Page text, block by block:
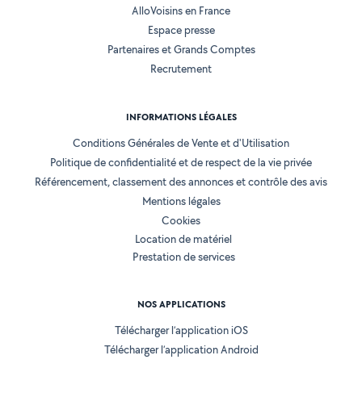
AlloVoisins en France
Espace presse
Partenaires et Grands Comptes
Recrutement
INFORMATIONS LÉGALES
Conditions Générales de Vente et d'Utilisation
Politique de confidentialité et de respect de la vie privée
Référencement, classement des annonces et contrôle des avis
Mentions légales
Cookies
Location de matériel
Prestation de services
NOS APPLICATIONS
Télécharger l’application iOS
Télécharger l’application Android